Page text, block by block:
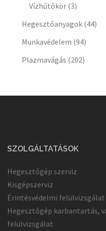
Vízhűtőkör (3)
Hegesztőanyagok (44)
Munkavédelem (94)
Plazmavágás (202)
SZOLGÁLTATÁSOK
Hegesztőgép szerviz
Kisgépszerviz
Érintésvédelmi felülvizsgálat
Hegesztőgép karbantartás,
felülvizsgálat